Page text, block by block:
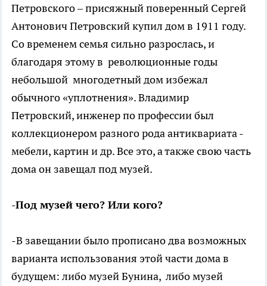
Петровского – присяжный поверенный Сергей
Антонович Петровский купил дом в 1911 году.
Со временем семья сильно разрослась, и
благодаря этому в революционные годы
небольшой многодетный дом избежал
обычного «уплотнения». Владимир
Петровский, инженер по профессии был
коллекционером разного рода антиквариата -
мебели, картин и др. Все это, а также свою часть
дома он завещал под музей.
-Под музей чего? Или кого?
-В завещании было прописано два возможных
варианта использования этой части дома в
будущем: либо музей Бунина, либо музей